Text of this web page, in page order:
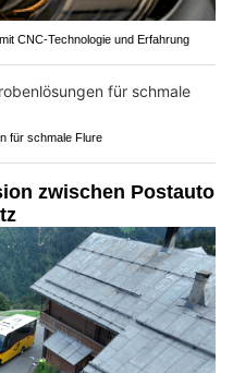
CNC-Technologie und Erfahrung
für schmale Flure
zwischen Postauto